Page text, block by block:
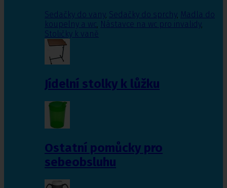
Sedačky do vany, Sedačky do sprchy, Madla do
koupelny a wc, Nástavce na wc pro invalidy,
Stoličky k vaně
Jídelní stolky k lůžku
Ostatní pomůcky pro
sebeobsluhu